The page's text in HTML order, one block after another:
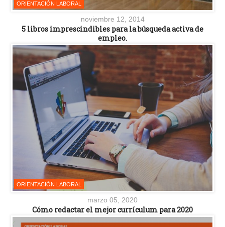
ORIENTACIÓN LABORAL
noviembre 12, 2014
5 libros imprescindibles para la búsqueda activa de
empleo.
ORIENTACIÓN LABORAL
marzo 05, 2020
Cómo redactar el mejor currículum para 2020